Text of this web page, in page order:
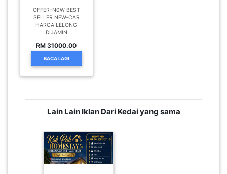
OFFER-N0W BEST
SELLER NEW-CAR
HARGA LELONG
DIJAMIN
RM 31000.00
BACA LAGI
Lain Lain Iklan Dari Kedai yang sama